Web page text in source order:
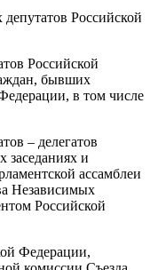
Российской
Российской
бывших
в том числе
– делегатов
заседаниях и
ассамблеи
Независимых
Российской
Федерации,